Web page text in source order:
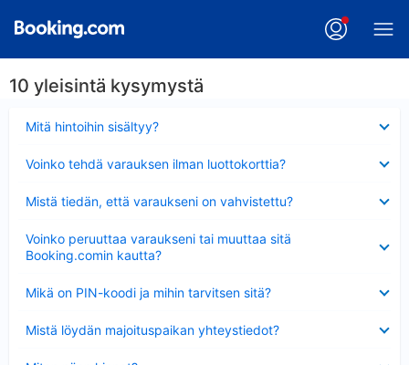
10 yleisintä kysymystä
Mitä hintoihin sisältyy?
Voinko tehdä varauksen ilman luottokorttia?
Mistä tiedän, että varaukseni on vahvistettu?
Voinko peruuttaa varaukseni tai muuttaa sitä
Booking.comin kautta?
Mikä on PIN-koodi ja mihin tarvitsen sitä?
Mistä löydän majoituspaikan yhteystiedot?